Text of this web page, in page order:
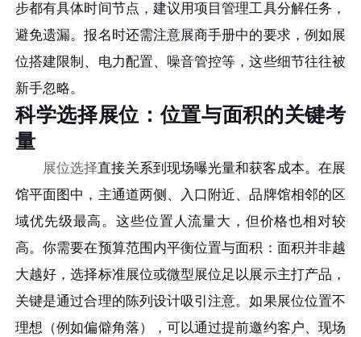
步都有具体时间节点，建议用项目管理工具分解任务，
避免遗漏。报名时还需注意展商手册中的要求，例如展
位搭建限制、电力配置、噪音管控等，这些细节往往被
新手忽略。
科学选择展位：位置与面积的关键考
量
展位选择直接关系到现场曝光量和获客成本。在展
馆平面图中，主通道两侧、入口附近、品牌馆相邻的区
域优先级最高。这些位置人流量大，但价格也相对较
高。你需要在预算范围内平衡位置与面积：面积并非越
大越好，选择标准展位或微型展位足以展示主打产品，
关键是通过合理的陈列设计吸引注意。如果展位位置不
理想（例如偏僻角落），可以通过提前邀约客户、现场